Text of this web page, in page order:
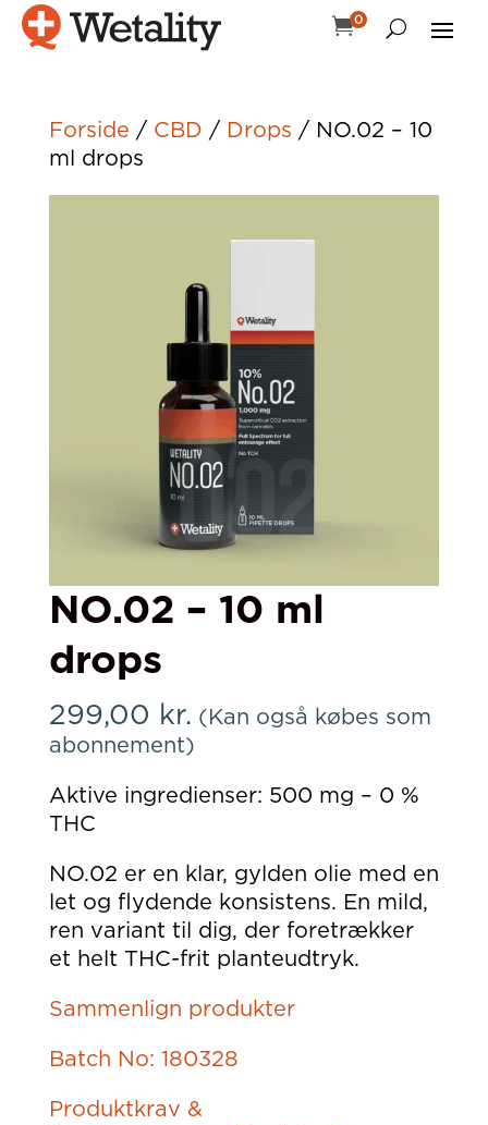
0
Forside / CBD / Drops / NO.02 – 10
ml drops
NO.02 – 10 ml
drops
299,00 kr. (Kan også købes som
abonnement)
Aktive ingredienser: 500 mg – 0 %
THC
NO.02 er en klar, gylden olie med en
let og flydende konsistens. En mild,
ren variant til dig, der foretrækker
et helt THC-frit planteudtryk.
Sammenlign produkter
Batch No: 180328
Produktkrav &